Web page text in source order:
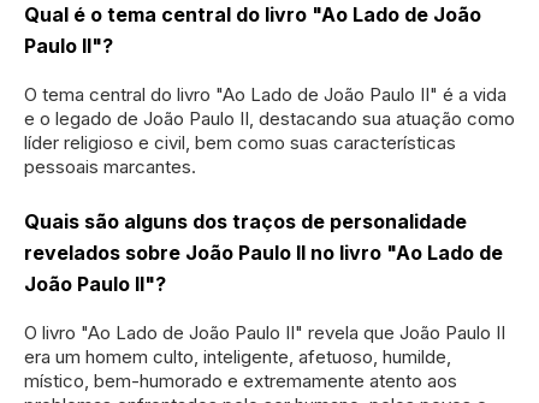
Qual é o tema central do livro "Ao Lado de João
Paulo II"?
O tema central do livro "Ao Lado de João Paulo II" é a vida
e o legado de João Paulo II, destacando sua atuação como
líder religioso e civil, bem como suas características
pessoais marcantes.
Quais são alguns dos traços de personalidade
revelados sobre João Paulo II no livro "Ao Lado de
João Paulo II"?
O livro "Ao Lado de João Paulo II" revela que João Paulo II
era um homem culto, inteligente, afetuoso, humilde,
místico, bem-humorado e extremamente atento aos